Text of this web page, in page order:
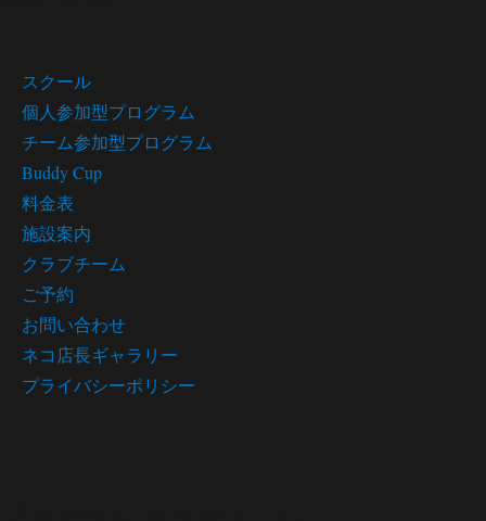
スクール
個人参加型プログラム
チーム参加型プログラム
Buddy Cup
料金表
施設案内
クラブチーム
ご予約
お問い合わせ
ネコ店長ギャラリー
プライバシーポリシー